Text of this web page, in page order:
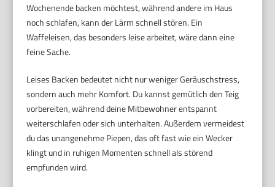
Wochenende backen möchtest, während andere im Haus
noch schlafen, kann der Lärm schnell stören. Ein
Waffeleisen, das besonders leise arbeitet, wäre dann eine
feine Sache.
Leises Backen bedeutet nicht nur weniger Geräuschstress,
sondern auch mehr Komfort. Du kannst gemütlich den Teig
vorbereiten, während deine Mitbewohner entspannt
weiterschlafen oder sich unterhalten. Außerdem vermeidest
du das unangenehme Piepen, das oft fast wie ein Wecker
klingt und in ruhigen Momenten schnell als störend
empfunden wird.